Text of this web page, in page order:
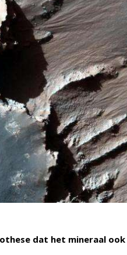
dat het mineraal ook